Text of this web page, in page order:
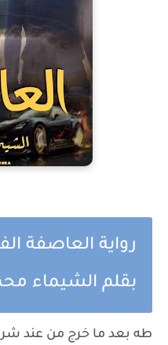
رواية العاصفة
بقلم الشيماء
طه بعد ما خرج من عند